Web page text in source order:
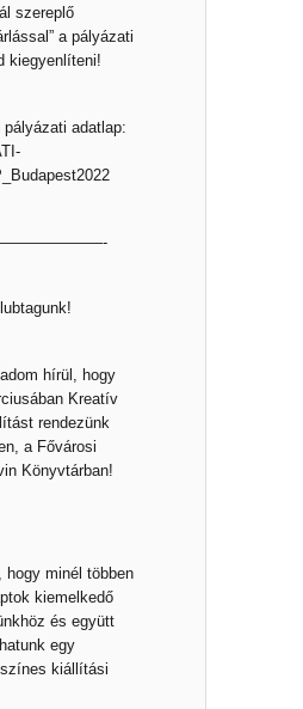
szereplő
a pályázati
kiegyenlíteni!
pályázati adatlap:
hírül, hogy
Kreatív
rendezünk
a Fővárosi
Könyvtárban!
hogy minél többen
kiemelkedő
és együtt
egy
kiállítási